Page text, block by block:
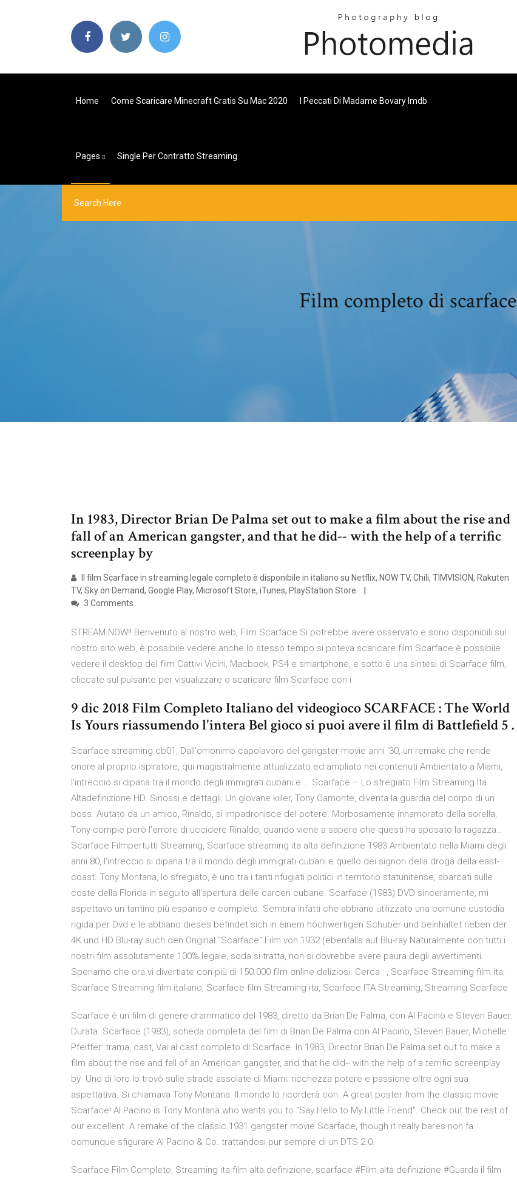
Home Come Scaricare Minecraft Gratis Su Mac 2020 I Peccati Di Madame Bovary Imdb
Pages Single Per Contratto Streaming
Film completo di scarface
In 1983, Director Brian De Palma set out to make a film about the rise and
fall of an American gangster, and that he did-- with the help of a terrific
screenplay by
Il film Scarface in streaming legale completo è disponibile in italiano su Netflix, NOW TV, Chili, TIMVISION, Rakuten
TV, Sky on Demand, Google Play, Microsoft Store, iTunes, PlayStation Store.
3 Comments
STREAM NOW!! Benvenuto al nostro web, Film Scarface Si potrebbe avere osservato e sono disponibili sul
nostro sito web, è possibile vedere anche lo stesso tempo si poteva scaricare film Scarface è possibile
vedere il desktop del film Cattivi Vicini, Macbook, PS4 e smartphone, e sotto è una sintesi di Scarface film,
cliccate sul pulsante per visualizzare o scaricare film Scarface con i
9 dic 2018 Film Completo Italiano del videogioco SCARFACE : The World
Is Yours riassumendo l'intera Bel gioco si puoi avere il film di Battlefield 5 .
Scarface streaming cb01, Dall'omonimo capolavoro del gangster-movie anni '30, un remake che rende
onore al proprio ispiratore, qui magistralmente attualizzato ed ampliato nei contenuti.Ambientato a Miami,
l'intreccio si dipana tra il mondo degli immigrati cubani e … Scarface – Lo sfregiato Film Streaming Ita
Altadefinizione HD. Sinossi e dettagli: Un giovane killer, Tony Camonte, diventa la guardia del corpo di un
boss. Aiutato da un amico, Rinaldo, si impadronisce del potere. Morbosamente innamorato della sorella,
Tony compie però l’errore di uccidere Rinaldo, quando viene a sapere che questi ha sposato la ragazza…
Scarface Filmpertutti Streaming, Scarface streaming ita alta definizione 1983 Ambientato nella Miami degli
anni 80, l'intreccio si dipana tra il mondo degli immigrati cubani e quello dei signori della droga della east-
coast. Tony Montana, lo sfregiato, è uno tra i tanti rifugiati politici in territorio statunitense, sbarcati sulle
coste della Florida in seguito all'apertura delle carceri cubane. Scarface (1983) DVD sinceramente, mi
aspettavo un tantino più espanso e completo. Sembra infatti che abbiano utilizzato una comune custodia
rigida per Dvd e le abbiano dieses befindet sich in einem hochwertigen Schuber und beinhaltet neben der
4K und HD Blu-ray auch den Original "Scarface" Film von 1932 (ebenfalls auf Blu-ray Naturalmente con tutti i
nostri film assolutamente 100% legale, soda si tratta, non si dovrebbe avere paura degli avvertimenti.
Speriamo che ora vi divertiate con più di 150.000 film online deliziosi. Cerca : , Scarface Streaming film ita,
Scarface Streaming film italiano, Scarface film Streaming ita, Scarface ITA Streaming, Streaming Scarface
Scarface è un film di genere drammatico del 1983, diretto da Brian De Palma, con Al Pacino e Steven Bauer.
Durata Scarface (1983), scheda completa del film di Brian De Palma con Al Pacino, Steven Bauer, Michelle
Pfeiffer: trama, cast, Vai al cast completo di Scarface In 1983, Director Brian De Palma set out to make a
film about the rise and fall of an American gangster, and that he did-- with the help of a terrific screenplay
by Uno di loro lo trovò sulle strade assolate di Miami; ricchezza potere e passione oltre ogni sua
aspettativa. Si chiamava Tony Montana. Il mondo lo ricorderà con A great poster from the classic movie
Scarface! Al Pacino is Tony Montana who wants you to "Say Hello to My Little Friend". Check out the rest of
our excellent A remake of the classic 1931 gangster movie Scarface, though it really bares non fa
comunque sfigurare Al Pacino & Co. trattandosi pur sempre di un DTS 2.0.
Scarface Film Completo, Streaming ita film alta definizione, scarface #Film alta definizione #Guarda il film